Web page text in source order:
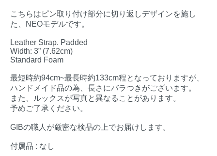
こちらはピン取り付け部分に切り返しデザインを施し
た、NEOモデルです。
Leather Strap. Padded
Width: 3” (7.62cm)
Standard Foam
最短時約94cm~最長時約133cm程となっておりますが、
ハンドメイド品の為、長さにバラつきがございます。
また、ルックスが写真と異なることがあります。
予めご了承ください。
GIBの職人が厳密な検品の上でお届けします。
付属品 : なし